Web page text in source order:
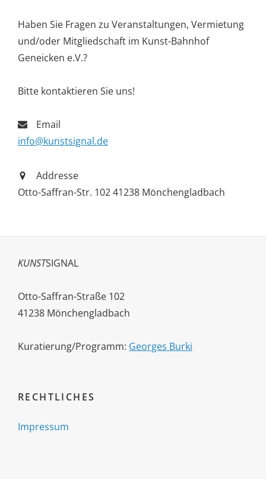
Haben Sie Fragen zu Veranstaltungen, Vermietung
und/oder Mitgliedschaft im Kunst-Bahnhof
Geneicken e.V.?
Bitte kontaktieren Sie uns!
Email
info@kunstsignal.de
Addresse
Otto-Saffran-Str. 102 41238 Mönchengladbach
KUNSTSIGNAL
Otto-Saffran-Straße 102
41238 Mönchengladbach
Kuratierung/Programm: Georges Burki
RECHTLICHES
Impressum